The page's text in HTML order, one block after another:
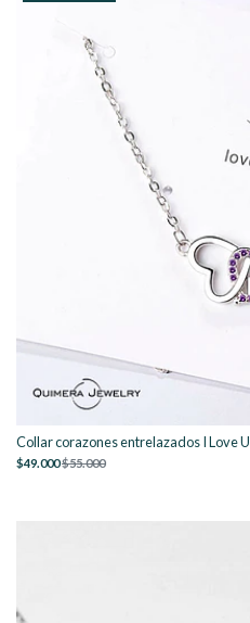
Collar corazones entrelazados I Love U
$49.000$55.000